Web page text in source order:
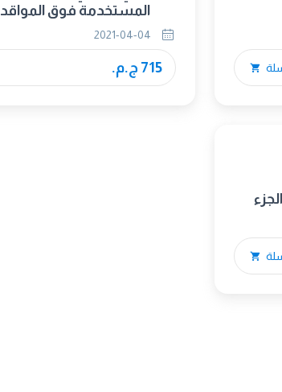
المستخدمة فوق المواقد
منطقة تدفئة الطعام
715 ج.م.